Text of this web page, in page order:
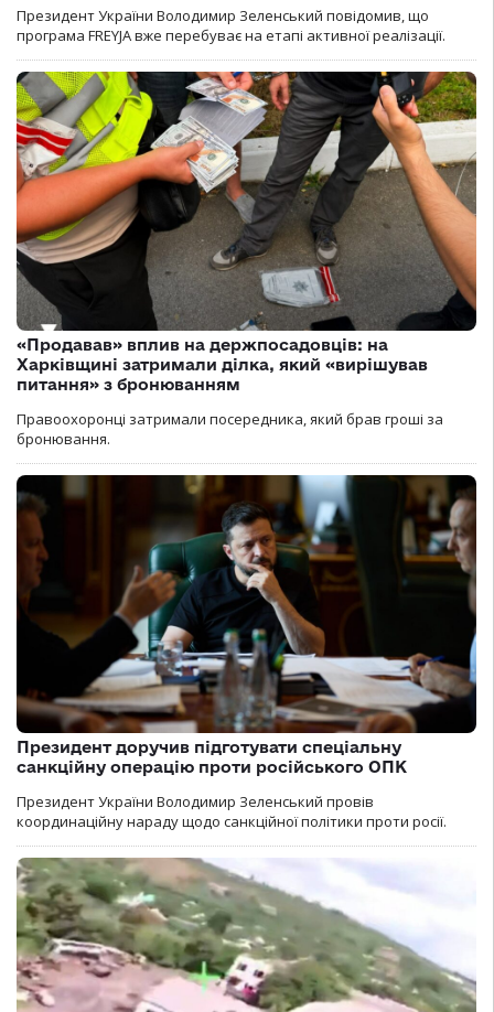
Президент України Володимир Зеленський повідомив, що
програма FREYJA вже перебуває на етапі активної реалізації.
«Продавав» вплив на держпосадовців: на
Харківщині затримали ділка, який «вирішував
питання» з бронюванням
Правоохоронці затримали посередника, який брав гроші за
бронювання.
Президент доручив підготувати спеціальну
санкційну операцію проти російського ОПК
Президент України Володимир Зеленський провів
координаційну нараду щодо санкційної політики проти росії.